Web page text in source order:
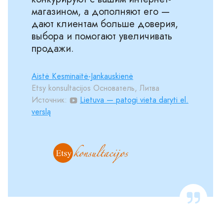
магазином, а дополняют его —
дают клиентам больше доверия,
выбора и помогают увеличивать
продажи.
Aistė Kesminaitė-Jankauskienė
Etsy konsultacijos Основатель, Литва
Источник:
Lietuva — patogi vieta daryti el.
verslą